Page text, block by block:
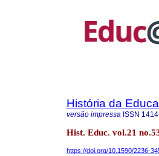
História da
versão impressa ISSN
Hist. Educ. vol.21
https://doi.org/10.1590/2236-